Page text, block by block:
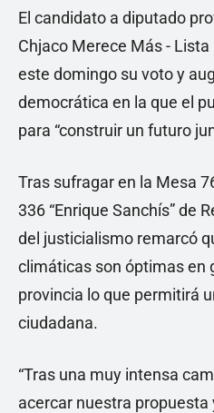
El candidato a diputado
Chjaco Merece Más -
este domingo su voto y
democrática en la que el
para “construir un futuro
Tras sufragar en la Mesa
336 “Enrique Sanchís” de
del justicialismo remarcó
climáticas son óptimas en
provincia lo que permitirá
ciudadana.
“Tras una muy intensa
acercar nuestra propuesta